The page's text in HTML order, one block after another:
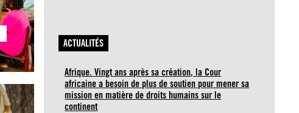
ACTUALITÉS
Afrique. Vingt ans après sa création, la Cour
africaine a besoin de plus de soutien pour mener sa
mission en matière de droits humains sur le
continent